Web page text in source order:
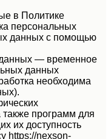
в Политике
персональных
данных с помощью
— временное
данных
необходима
программ для
их доступность
https://nexson-